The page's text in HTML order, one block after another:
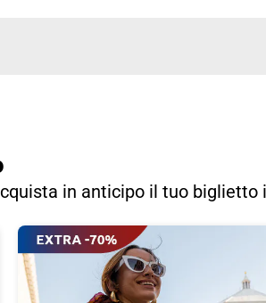
in anticipo il tuo biglietto